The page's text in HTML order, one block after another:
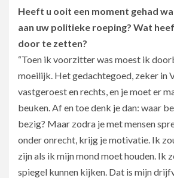
Heeft u ooit een moment gehad
aan uw politieke roeping? Wat
door te zetten?
“Toen ik voorzitter was moest ik
moeilijk. Het gedachtegoed, zeker in
vastgeroest en rechts, en je moet er
beuken. Af en toe denk je dan: waar
bezig? Maar zodra je met mensen
onder onrecht, krijg je motivatie. Ik
zijn als ik mijn mond moet houden. Ik
spiegel kunnen kijken. Dat is mijn